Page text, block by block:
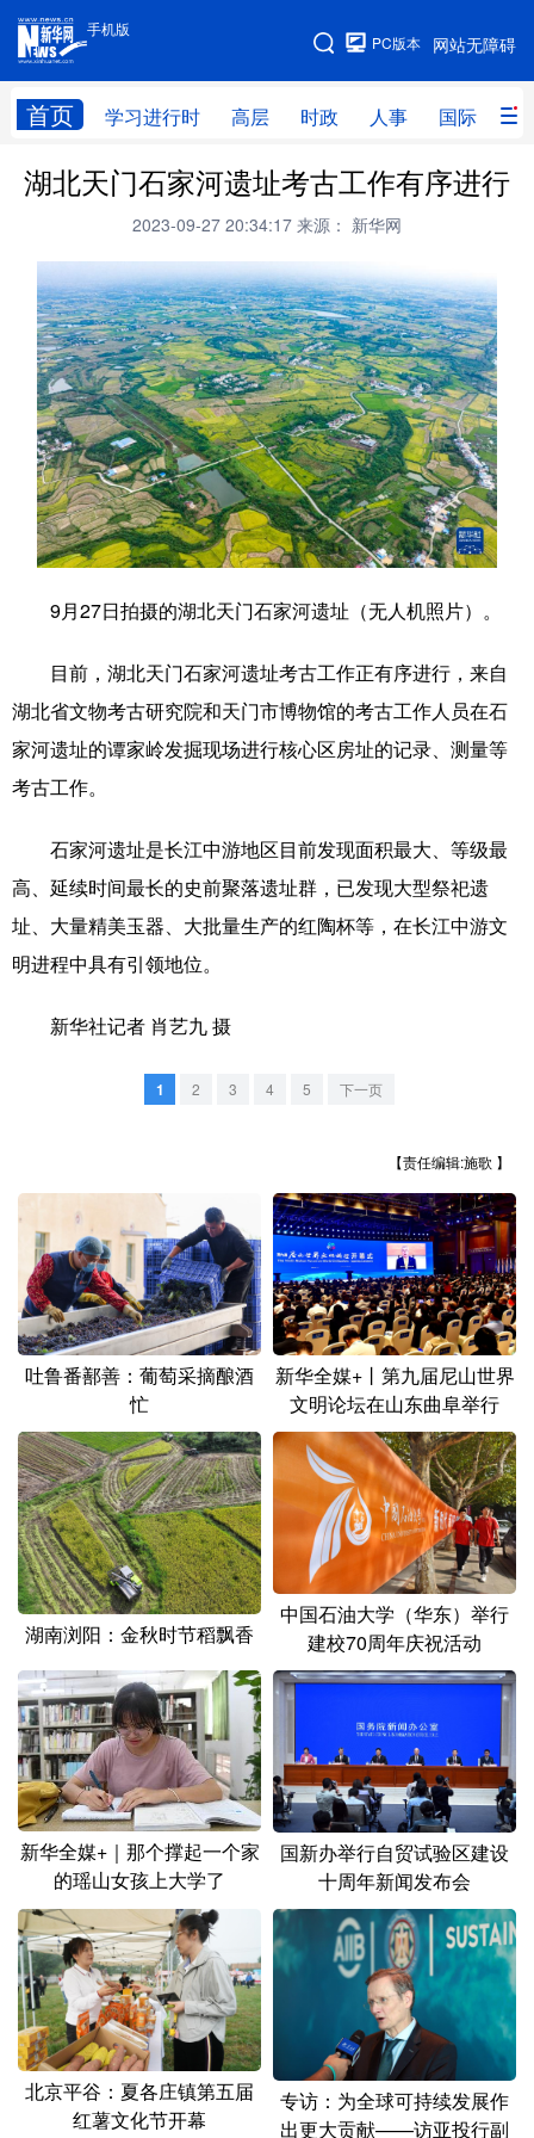
手机版
网站无障碍
PC版本
首页 学习进行时 高层 时政 人事 国际 财
手机版
网站地图
学习进行时 高层 时政 人事
财经 网评
台湾 思客智库 全球连线 教育
科技 科创 量子 体育
文化 书画 健康 军事
访谈 视频 图片 政务
法律 中央文件 金融 汽车
食品 人居 信息化 数字经济
彩票 娱乐 时尚 悦读
文化产业
地方频道
北京 天津 河北 山西
辽宁 吉林
浙江 安徽
西藏
陕西 甘肃 青海 宁夏
新疆 内蒙古 黑龙江
多语种频道
Français عربى
Русский язык 日本語 한국어
Deutsch Português
湖北天门石家河遗址考古工作有序进行
2023-09-27 20:34:17 来源： 新华网
9月27日拍摄的湖北天门石家河遗址（无人机照片）。
目前，湖北天门石家河遗址考古工作正有序进行，来自
湖北省文物考古研究院和天门市博物馆的考古工作人员在石
家河遗址的谭家岭发掘现场进行核心区房址的记录、测量等
考古工作。
石家河遗址是长江中游地区目前发现面积最大、等级最
高、延续时间最长的史前聚落遗址群，已发现大型祭祀遗
址、大量精美玉器、大批量生产的红陶杯等，在长江中游文
明进程中具有引领地位。
新华社记者 肖艺九 摄
1 2 3 4 5 下一页
【责任编辑:施歌 】
吐鲁番鄯善：葡萄采摘酿酒
忙
新华全媒+丨第九届尼山世界
文明论坛在山东曲阜举行
湖南浏阳：金秋时节稻飘香
中国石油大学（华东）举行
建校70周年庆祝活动
新华全媒+｜那个撑起一个家
的瑶山女孩上大学了
国新办举行自贸试验区建设
十周年新闻发布会
北京平谷：夏各庄镇第五届
红薯文化节开幕
专访：为全球可持续发展作
出更大贡献——访亚投行副